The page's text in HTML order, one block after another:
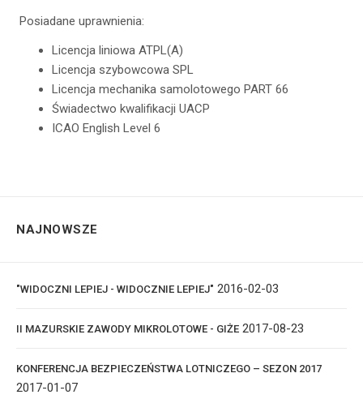
Posiadane uprawnienia:
Licencja liniowa ATPL(A)
Licencja szybowcowa SPL
Licencja mechanika samolotowego PART 66
Świadectwo kwalifikacji UACP
ICAO English Level 6
NAJNOWSZE
"WIDOCZNI LEPIEJ - WIDOCZNIE LEPIEJ" 2016-02-03
II MAZURSKIE ZAWODY MIKROLOTOWE - GIŻE 2017-08-23
KONFERENCJA BEZPIECZEŃSTWA LOTNICZEGO – SEZON 2017
2017-01-07